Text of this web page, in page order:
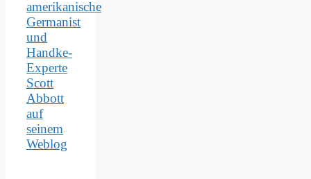
amerikanische
Germanist
und
Handke-
Experte
Scott
Abbott
auf
seinem
Weblog